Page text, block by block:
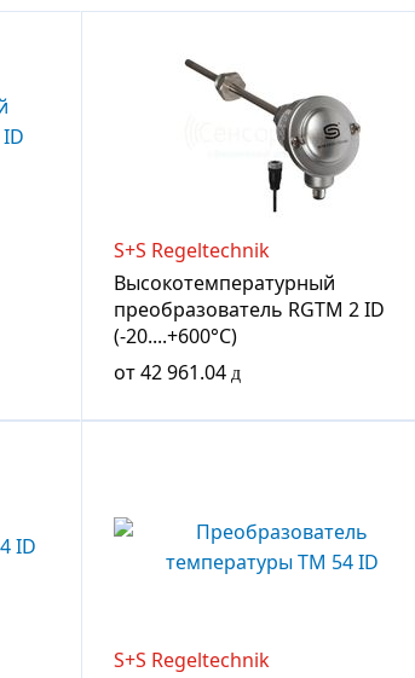
S+S Regeltechnik
Высокотемпературный
преобразователь RGTM 2 ID
(-20....+600°C)
от 42 961.04
S+S Regeltechnik